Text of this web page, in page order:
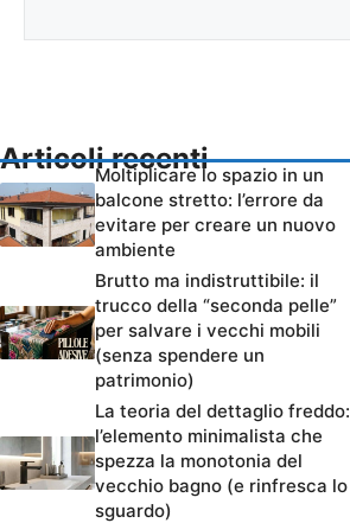
Articoli recenti
Moltiplicare lo spazio in un
balcone stretto: l’errore da
evitare per creare un nuovo
ambiente
Brutto ma indistruttibile: il
trucco della “seconda pelle”
per salvare i vecchi mobili
(senza spendere un
patrimonio)
La teoria del dettaglio freddo:
l’elemento minimalista che
spezza la monotonia del
vecchio bagno (e rinfresca lo
sguardo)